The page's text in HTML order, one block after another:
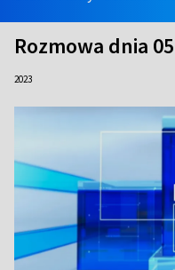
Rozmowa dnia
2023